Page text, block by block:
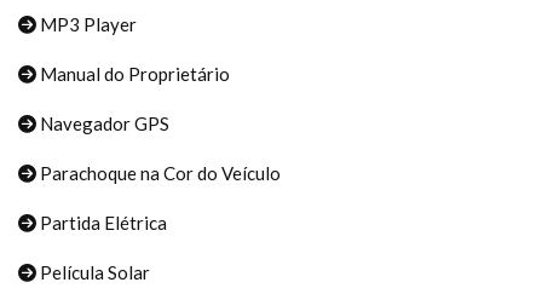
MP3 Player
Manual do Proprietário
Navegador GPS
Parachoque na Cor do Veículo
Partida Elétrica
Película Solar